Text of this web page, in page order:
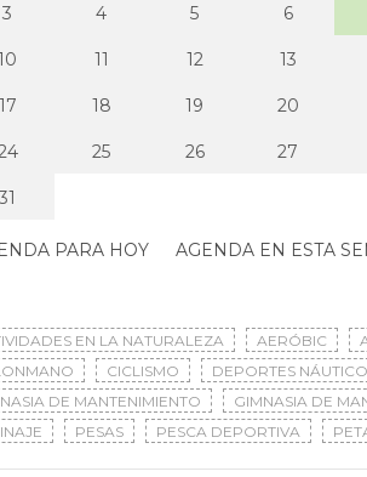
3 4 5 6
11 12 13
17 18 19 20
25 26 27
31
PARA HOY AGENDA EN ESTA
EN LA NATURALEZA AERÓBIC
CICLISMO DEPORTES
DE MANTENIMIENTO
GIMNASIA DE
PESAS PESCA DEPORTIVA